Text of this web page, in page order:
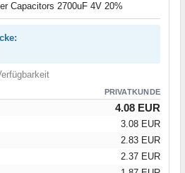
Capacitors 2700uF 4V 20%
PRIVATKUNDE
4.08 EUR
3.08 EUR
2.83 EUR
2.37 EUR